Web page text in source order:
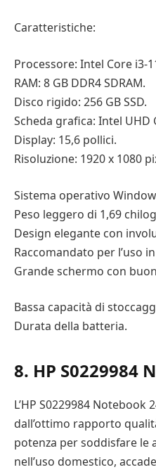
Caratteristiche:
Processore: Intel Core i3-
RAM: 8 GB DDR4 SDRAM.
Disco rigido: 256 GB SSD.
Scheda grafica: Intel UHD
Display: 15,6 pollici.
Risoluzione: 1920 x 1080
Sistema operativo
Peso leggero di 1,69
Design elegante con
Raccomandato per l’uso
Grande schermo con
Bassa capacità di
Durata della batteria.
8. HP S0229984
L’HP S0229984 Notebook
dall’ottimo rapporto
potenza per soddisfare
nell’uso domestico,